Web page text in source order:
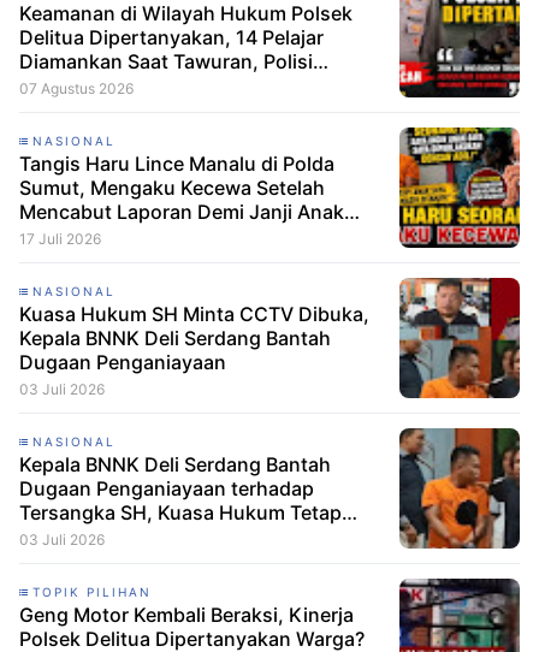
Keamanan di Wilayah Hukum Polsek
Delitua Dipertanyakan, 14 Pelajar
Diamankan Saat Tawuran, Polisi
Pastikan Tak Ada Tersangka
07 Agustus 2026
NASIONAL
Tangis Haru Lince Manalu di Polda
Sumut, Mengaku Kecewa Setelah
Mencabut Laporan Demi Janji Anak
Dibebaskan
17 Juli 2026
NASIONAL
Kuasa Hukum SH Minta CCTV Dibuka,
Kepala BNNK Deli Serdang Bantah
Dugaan Penganiayaan
03 Juli 2026
NASIONAL
Kepala BNNK Deli Serdang Bantah
Dugaan Penganiayaan terhadap
Tersangka SH, Kuasa Hukum Tetap
Minta CCTV Dibuka
03 Juli 2026
TOPIK PILIHAN
Geng Motor Kembali Beraksi, Kinerja
Polsek Delitua Dipertanyakan Warga?